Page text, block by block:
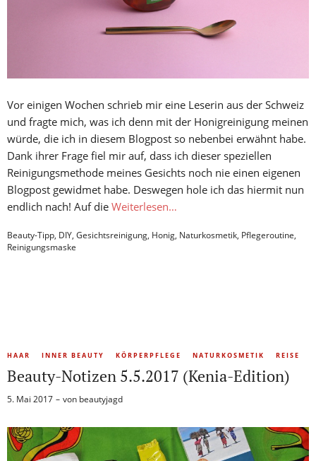
Vor einigen Wochen schrieb mir eine Leserin aus der Schweiz
und fragte mich, was ich denn mit der Honigreinigung meinen
würde, die ich in diesem Blogpost so nebenbei erwähnt habe.
Dank ihrer Frage fiel mir auf, dass ich dieser speziellen
Reinigungsmethode meines Gesichts noch nie einen eigenen
Blogpost gewidmet habe. Deswegen hole ich das hiermit nun
endlich nach! Auf die Weiterlesen…
Beauty-Tipp, DIY, Gesichtsreinigung, Honig, Naturkosmetik, Pflegeroutine,
Reinigungsmaske
HAAR INNER BEAUTY KÖRPERPFLEGE NATURKOSMETIK REISE
Beauty-Notizen 5.5.2017 (Kenia-Edition)
5. Mai 2017 von beautyjagd